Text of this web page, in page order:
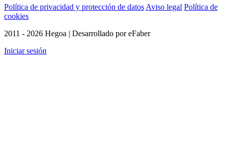
Política de privacidad y protección de datos Aviso legal Política de
cookies
2011 - 2026 Hegoa | Desarrollado por eFaber
Iniciar sesión